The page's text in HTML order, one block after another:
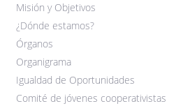
Misión y Objetivos
¿Dónde estamos?
Órganos
Organigrama
Igualdad de Oportunidades
Comité de jóvenes cooperativistas